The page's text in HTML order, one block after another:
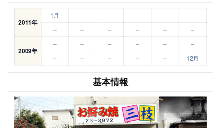
2011年
1月 – – – –
–
–
– – – – –
2009年
– – – – –
–
–
– – – – 12月
基本情報